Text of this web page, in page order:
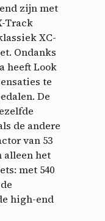
zijn met
Track
XC-
Ondanks
heeft Look
te
De
de andere
van 53
alleen het
met 540
high-end